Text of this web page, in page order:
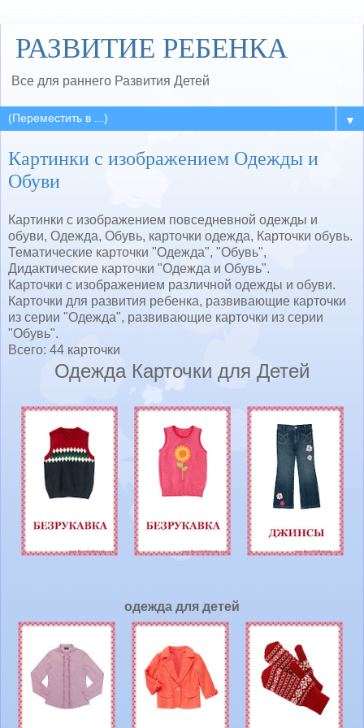
РАЗВИТИЕ РЕБЕНКА
Все для раннего Развития Детей
▼
Картинки с изображением Одежды и
Обуви
Картинки с изображением повседневной одежды и
обуви, Одежда, Обувь, карточки одежда, Карточки обувь.
Тематические карточки "Одежда", "Обувь",
Дидактические карточки "Одежда и Обувь".
Карточки с изображением различной одежды и обуви.
Карточки для развития ребенка, развивающие карточки
из серии "Одежда", развивающие карточки из серии
"Обувь".
Всего: 44 карточки
Одежда Карточки для Детей
одежда для детей